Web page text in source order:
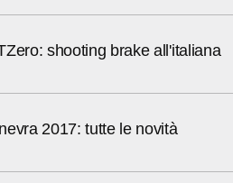
shooting brake all'italiana
2017: tutte le novità